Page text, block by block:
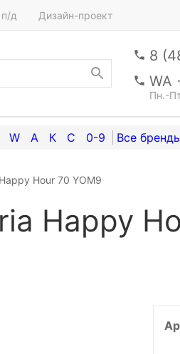
д Дизайн-проект
8
WA
Пн.-
W А К С 0-9
Hour 70 YOM9
Happy